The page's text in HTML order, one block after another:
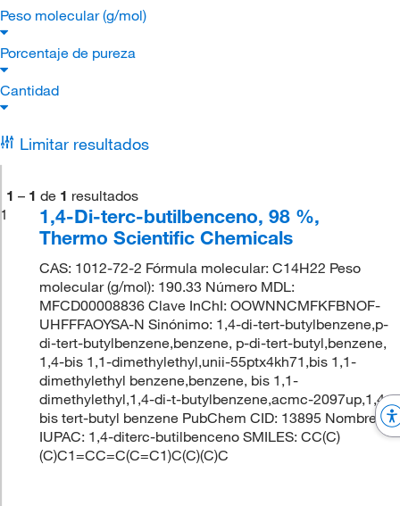
Peso molecular (g/mol)
Porcentaje de pureza
Cantidad
Limitar resultados
1 – 1 de 1 resultados
1
1,4-Di-terc-butilbenceno, 98 %,
Thermo Scientific Chemicals
CAS: 1012-72-2 Fórmula molecular: C14H22 Peso
molecular (g/mol): 190.33 Número MDL:
MFCD00008836 Clave InChI: OOWNNCMFKFBNOF-
UHFFFAOYSA-N Sinónimo: 1,4-di-tert-butylbenzene,p-
di-tert-butylbenzene,benzene, p-di-tert-butyl,benzene,
1,4-bis 1,1-dimethylethyl,unii-55ptx4kh71,bis 1,1-
dimethylethyl benzene,benzene, bis 1,1-
dimethylethyl,1,4-di-t-butylbenzene,acmc-2097up,1,4-
bis tert-butyl benzene PubChem CID: 13895 Nombre
IUPAC: 1,4-diterc-butilbenceno SMILES: CC(C)
(C)C1=CC=C(C=C1)C(C)(C)C